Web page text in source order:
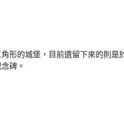
形的城堡，目前遺留下來的則是
碑。